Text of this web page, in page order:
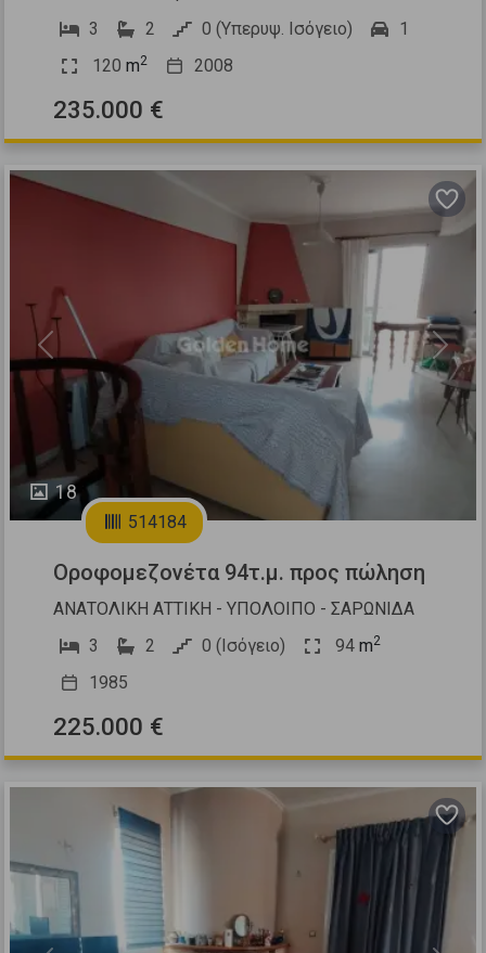
3
2 0 (Υπερυψ. Ισόγειο)
1
120 m2 2008
235.000 €
18
Previous Next
514184
Οροφομεζονέτα 94τ.μ. προς πώληση
ΑΝΑΤΟΛΙΚΗ ΑΤΤΙΚΗ - ΥΠΟΛΟΙΠΟ - ΣΑΡΩΝΙΔΑ
3
2 0 (Ισόγειο) 94 m2
1985
225.000 €